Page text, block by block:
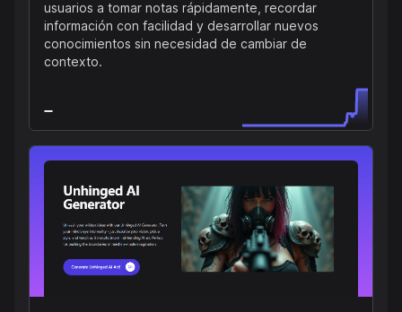
usuarios a tomar notas rápidamente, recordar
información con facilidad y desarrollar nuevos
conocimientos sin necesidad de cambiar de
contexto.